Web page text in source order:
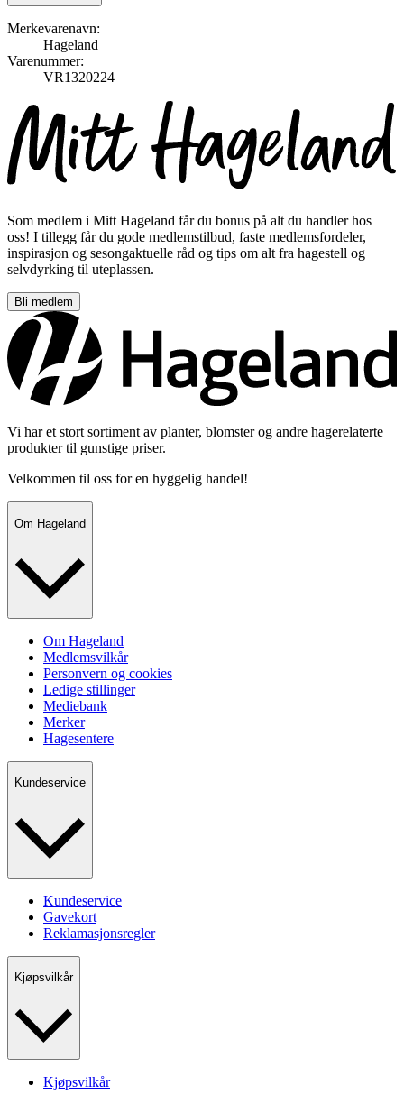
Merkevarenavn:
Hageland
Varenummer:
VR1320224
Som medlem i Mitt Hageland får du bonus på alt du handler hos
oss! I tillegg får du gode medlemstilbud, faste medlemsfordeler,
inspirasjon og sesongaktuelle råd og tips om alt fra hagestell og
selvdyrking til uteplassen.
Bli medlem
Vi har et stort sortiment av planter, blomster og andre hagerelaterte
produkter til gunstige priser.
Velkommen til oss for en hyggelig handel!
Om Hageland
Om Hageland
Medlemsvilkår
Personvern og cookies
Ledige stillinger
Mediebank
Merker
Hagesentere
Kundeservice
Kundeservice
Gavekort
Reklamasjonsregler
Kjøpsvilkår
Kjøpsvilkår